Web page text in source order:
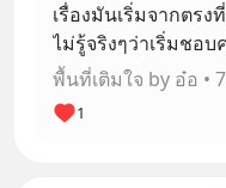
เรื่องมันเริ่มจากตรง
ไม่รู้จริงๆว่าเริ่มชอ
มันน่าจะฟิวเดียวกับต
เราดูไปเรื่อยๆ แล้วเ
พระเอกพร้อมกับที่นา
พื้นที่เติมใจ by อ๋อ •
1